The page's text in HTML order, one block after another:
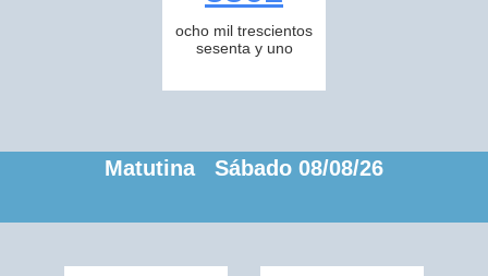
ocho mil trescientos
sesenta y uno
Matutina Sábado 08/08/26